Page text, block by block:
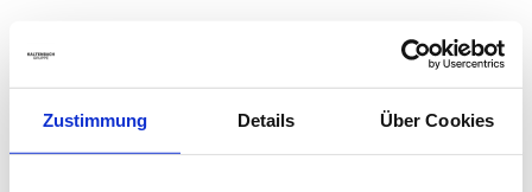
Zustimmung Details Über Cookies